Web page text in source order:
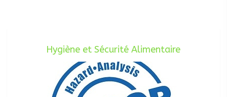
Hygiène et Sécurité Alimentaire